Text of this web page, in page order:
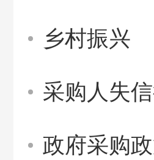
乡村振兴
采购人失
政府采购